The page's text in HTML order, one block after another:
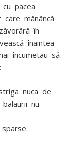
pacea
mănâncă
în
înaintea
încumetau să
nuca de
nu